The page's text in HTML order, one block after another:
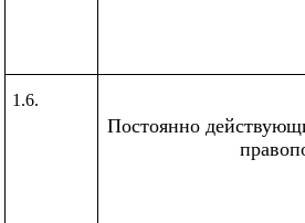
1.6.
Постоянно